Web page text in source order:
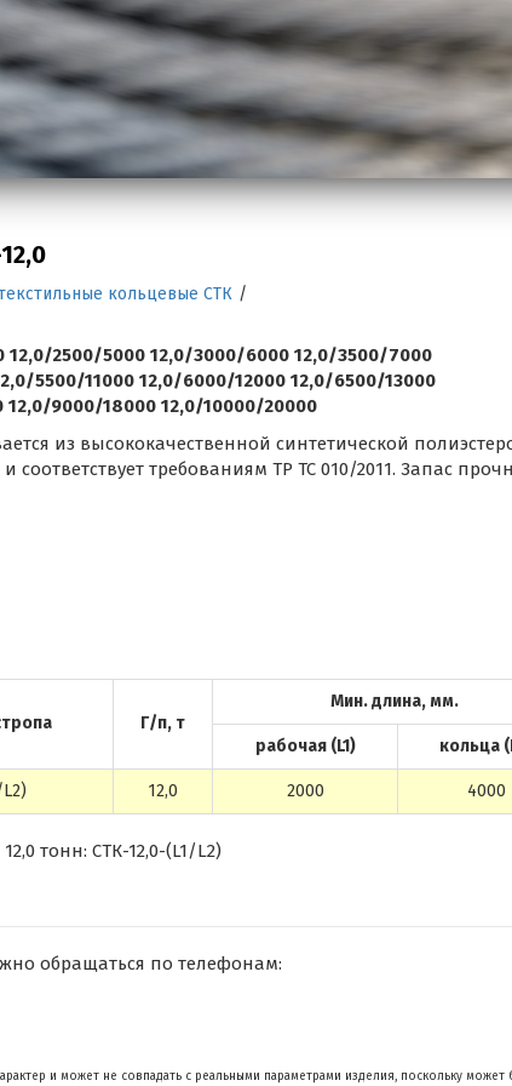
кольцевые СТК /
12,0/2500/5000 12,0/3000/6000 12,0/3500/7000
5500/11000 12,0/6000/12000 12,0/6500/13000
9000/18000 12,0/10000/20000
из высококачественной синтетической
соответствует требованиям ТР ТС 010/2011. Запас
Г/п, т
Мин. длина, мм.
рабочая (L1) кольца
12,0 2000 4000
тонн: СТК-12,0-(L1/L2)
обращаться по телефонам:
и может не совпадать с реальными параметрами изделия, поскольку может